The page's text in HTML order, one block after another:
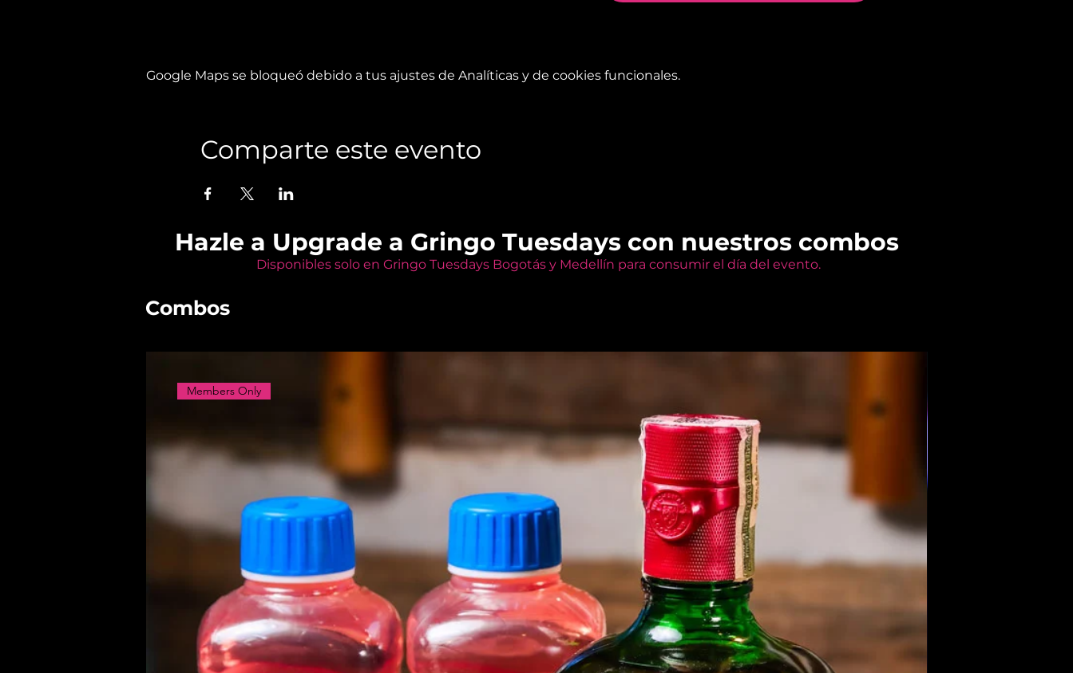
Google Maps se bloqueó debido a tus ajustes de Analíticas y de cookies funcionales.
Comparte este evento
Hazle a Upgrade a Gringo Tuesdays con nuestros combos
Disponibles solo en Gringo Tuesdays Bogotás y Medellín para consumir el día del evento.
Combos
Members Only